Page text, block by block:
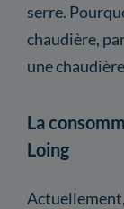
serre.
chaudière,
une
La
Loing